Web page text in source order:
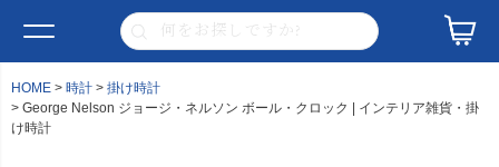
HOME 時計
掛け時計
George Nelson ジョージ・ネルソン ボール・クロック | インテリア雑貨・掛
け時計